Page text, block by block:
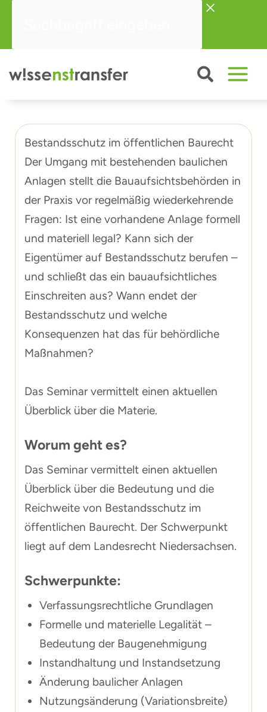
springen
Bestandsschutz im öffentlichen Baurecht
Der Umgang mit bestehenden baulichen
Anlagen stellt die Bauaufsichtsbehörden in
der Praxis vor regelmäßig wiederkehrende
Fragen: Ist eine vorhandene Anlage formell
und materiell legal? Kann sich der
Eigentümer auf Bestandsschutz berufen –
und schließt das ein bauaufsichtliches
Einschreiten aus? Wann endet der
Bestandsschutz und welche
Konsequenzen hat das für behördliche
Maßnahmen?
Das Seminar vermittelt einen aktuellen
Überblick über die Materie.
Worum geht es?
Das Seminar vermittelt einen aktuellen
Überblick über die Bedeutung und die
Reichweite von Bestandsschutz im
öffentlichen Baurecht. Der Schwerpunkt
liegt auf dem Landesrecht Niedersachsen.
Schwerpunkte:
Verfassungsrechtliche Grundlagen
Formelle und materielle Legalität –
Bedeutung der Baugenehmigung
Instandhaltung und Instandsetzung
Änderung baulicher Anlagen
Nutzungsänderung (Variationsbreite)